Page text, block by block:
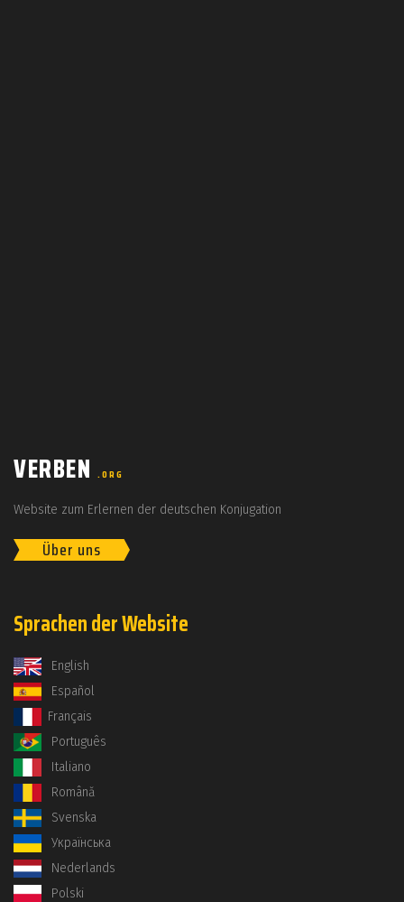
VERBEN .ORG
Website zum Erlernen der deutschen Konjugation
Über uns
Sprachen der Website
English
Español
Français
Português
Italiano
Română
Svenska
Українська
Nederlands
Polski